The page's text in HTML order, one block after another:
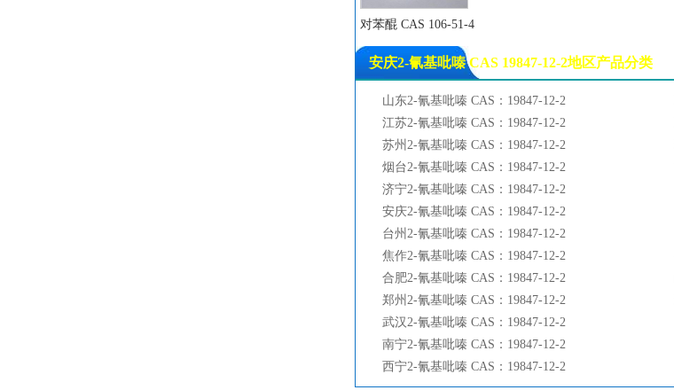
异己二醇
正丁基锂
二甲氨基二硫代甲酸钠
1-溴萘
3,4,5-三甲氧基苯甲酸甲酯
3-氯-1,2-环氧丙烷
皮脂酸
液碱
碳酸钾
丙烯腈
己二酸
氨基乙烷
一乙胺
环氧氯丙烷
败脂酸
丙烯酸
马来酸酐
顺酐
对苯醌 CAS 106-51-4
安庆2-氰基吡嗪 CAS 19847-12-2地区产品分类
山东2-氰基吡嗪 CAS：19847-12-2
江苏2-氰基吡嗪 CAS：19847-12-2
苏州2-氰基吡嗪 CAS：19847-12-2
烟台2-氰基吡嗪 CAS：19847-12-2
济宁2-氰基吡嗪 CAS：19847-12-2
安庆2-氰基吡嗪 CAS：19847-12-2
台州2-氰基吡嗪 CAS：19847-12-2
焦作2-氰基吡嗪 CAS：19847-12-2
合肥2-氰基吡嗪 CAS：19847-12-2
郑州2-氰基吡嗪 CAS：19847-12-2
武汉2-氰基吡嗪 CAS：19847-12-2
南宁2-氰基吡嗪 CAS：19847-12-2
西宁2-氰基吡嗪 CAS：19847-12-2